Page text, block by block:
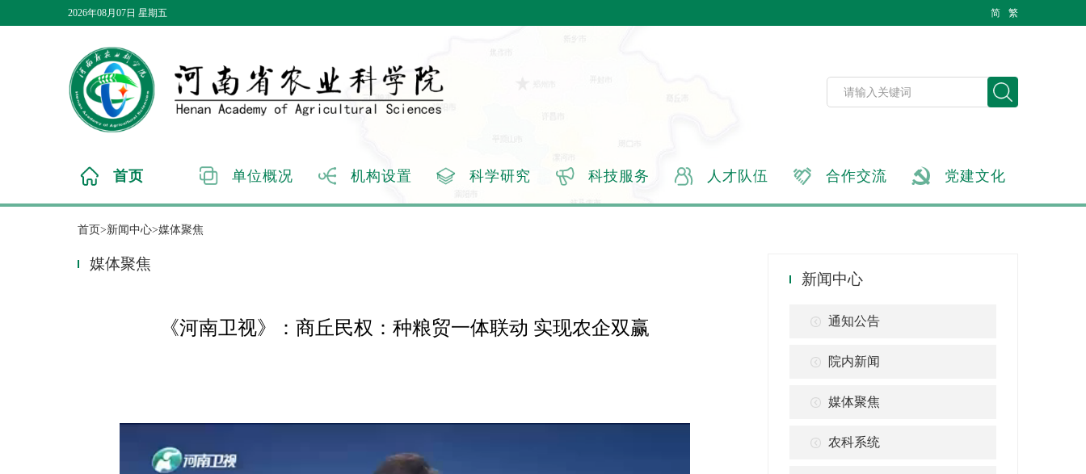
2026年08月07日 星期五 繁
简
首页 单位概况 机构设置 科学研究 科技服务 人才队伍 合作交流 党建文化
首页>新闻中心>媒体聚焦
媒体聚焦
《河南卫视》：商丘民权：种粮贸一体联动 实现农企双赢
新闻中心
通知公告
院内新闻
媒体聚焦
农科系统